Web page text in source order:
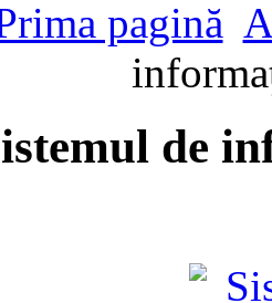
pagină
de